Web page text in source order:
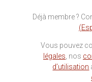
Déjà membre ?
Vous pouvez
légales , nos
d’utilisation